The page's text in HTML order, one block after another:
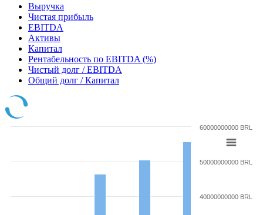
Выручка
Чистая прибыль
EBITDA
Активы
Капитал
Рентабельность по EBITDA (%)
Чистый долг / EBITDA
Общий долг / Капитал
40000000000 BRL
50000000000 BRL
60000000000 BRL